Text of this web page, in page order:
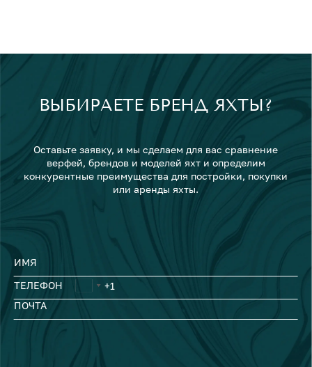
ВЫБИРАЕТЕ БРЕНД ЯХТЫ?
Оставьте заявку, и мы сделаем для вас сравнение
верфей, брендов и моделей яхт и определим
конкурентные преимущества для постройки, покупки
или аренды яхты.
ИМЯ
ТЕЛЕФОН
ПОЧТА